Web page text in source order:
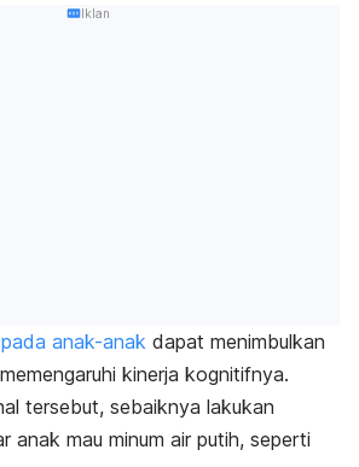
Iklan
anak-anak dapat menimbulkan
kinerja kognitifnya.
tersebut, sebaiknya lakukan
anak mau minum air putih, seperti